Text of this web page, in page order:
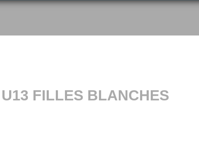
U13 FILLES BLANCHES